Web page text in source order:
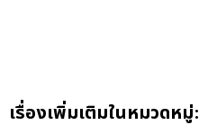
เรื่องเพิ่มเติมในหมวดหมู่: